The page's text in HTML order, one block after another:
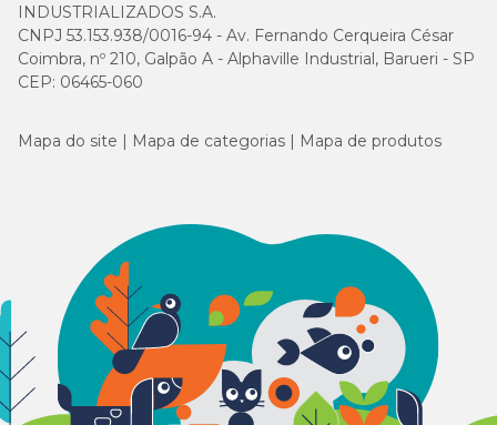
INDUSTRIALIZADOS S.A.
CNPJ 53.153.938/0016-94 - Av. Fernando Cerqueira César
Coimbra, nº 210, Galpão A - Alphaville Industrial, Barueri - SP
CEP: 06465-060
Mapa do site Mapa de categorias Mapa de produtos